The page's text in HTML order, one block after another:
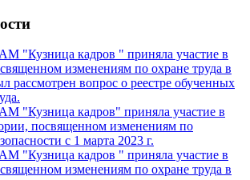
кадров " приняла участие в
изменениям по охране труда в
рассмотрен вопрос о реестре обученных
кадров" приняла участие в
посвященном изменениям по
с 1 марта 2023 г.
кадров " приняла участие в
изменениям по охране труда в